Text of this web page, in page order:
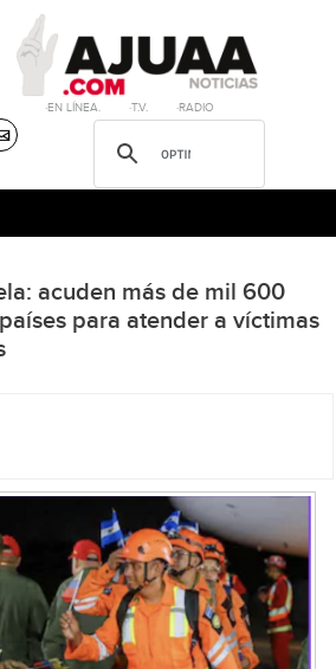
·EN LÍNEA. ·T.V. ·RADIO
acuden más de mil 600
para atender a víctimas